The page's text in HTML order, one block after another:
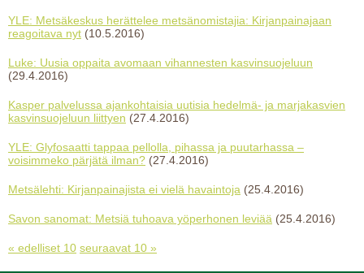
YLE: Metsäkeskus herättelee metsänomistajia: Kirjanpainajaan
reagoitava nyt (10.5.2016)
Luke: Uusia oppaita avomaan vihannesten kasvinsuojeluun
(29.4.2016)
Kasper palvelussa ajankohtaisia uutisia hedelmä- ja marjakasvien
kasvinsuojeluun liittyen (27.4.2016)
YLE: Glyfosaatti tappaa pellolla, pihassa ja puutarhassa –
voisimmeko pärjätä ilman? (27.4.2016)
Metsälehti: Kirjanpainajista ei vielä havaintoja (25.4.2016)
Savon sanomat: Metsiä tuhoava yöperhonen leviää (25.4.2016)
« edelliset 10 seuraavat 10 »